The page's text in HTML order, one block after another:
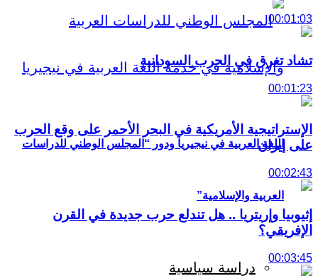
اللغة العربية في نيجيريا ودور “المجلس الوطني للدراسات
العربية والإسلامية”
دراسة سياسية
00:01:03
تشاد تغرق في الحرب السودانية
00:01:23
الإستراتيجية الأمريكية في البحر الأحمر على وقع الحرب
على إيران
00:02:43
إثيوبيا وإريتريا .. هل تندلع حرب جديدة في القرن
الإفريقي؟
00:03:45